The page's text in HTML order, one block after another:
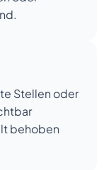
Stellen oder
behoben